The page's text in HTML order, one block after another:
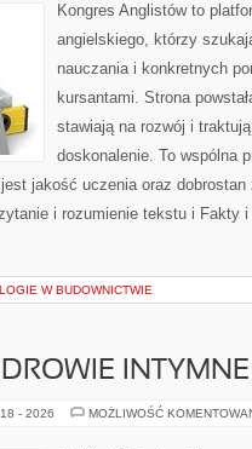
Kongres Anglistów to
angielskiego, którzy
nauczania i konkretnych
kursantami. Strona
stawiają na rozwój i
doskonalenie. To wspólna
jakość uczenia oraz
i rozumienie tekstu i Fakty
W BUDOWNICTWIE
INTYMNE
- 2026 MOŻLIWOŚĆ